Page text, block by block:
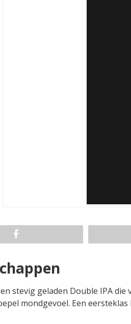
stevig geladen Double IPA
mondgevoel. Een